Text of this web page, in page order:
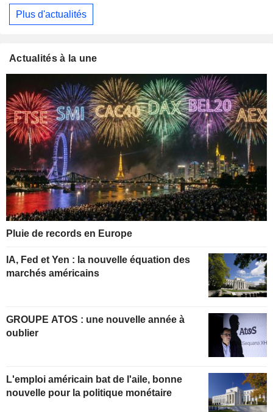
Plus d'actualités
Actualités à la une
Pluie de records en Europe
IA, Fed et Yen : la nouvelle équation des
marchés américains
GROUPE ATOS : une nouvelle année à
oublier
L'emploi américain bat de l'aile, bonne
nouvelle pour la politique monétaire